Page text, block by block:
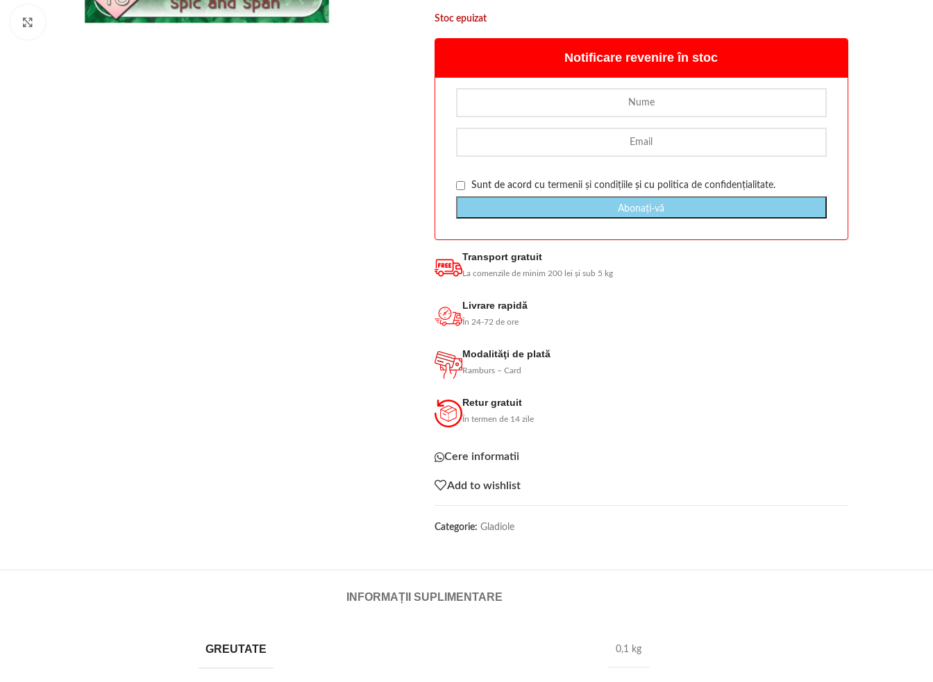
Click to enlarge Stoc epuizat
Notificare revenire în stoc
Sunt de acord cu termenii și condițiileși cu politica de confidențialitate.
Transport gratuit
La comenzile de minim 200 lei și sub 5 kg
Livrare rapidă
În 24-72 de ore
Modalităţi de plată
Ramburs – Card
Retur gratuit
În termen de 14 zile
Cere informatii
Add to wishlist
Categorie: Gladiole
INFORMAȚII SUPLIMENTARE
GREUTATE 0,1 kg